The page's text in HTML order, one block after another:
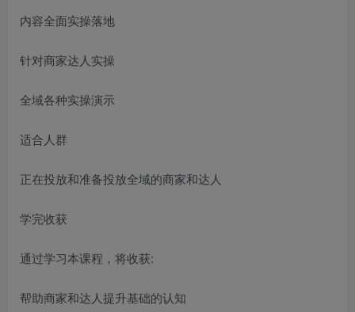
内容全面实操落地
针对商家达人实操
全域各种实操演示
适合人群
正在投放和准备投放全域的商家和达人
学完收获
通过学习本课程，将收获:
帮助商家和达人提升基础的认知